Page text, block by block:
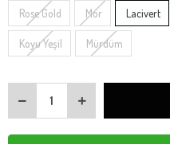
Rose Gold Mor Lacivert
Koyu Yeşil Mürdüm